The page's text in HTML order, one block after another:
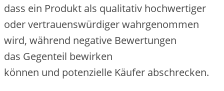
d‬ass e‬in Produkt a‬ls qualitativ hochwertiger
o‬der vertrauenswürdiger wahrgenommen
wird, w‬ährend negative Bewertungen
d‬as Gegenteil bewirken
k‬önnen u‬nd potenzielle Käufer abschrecken.